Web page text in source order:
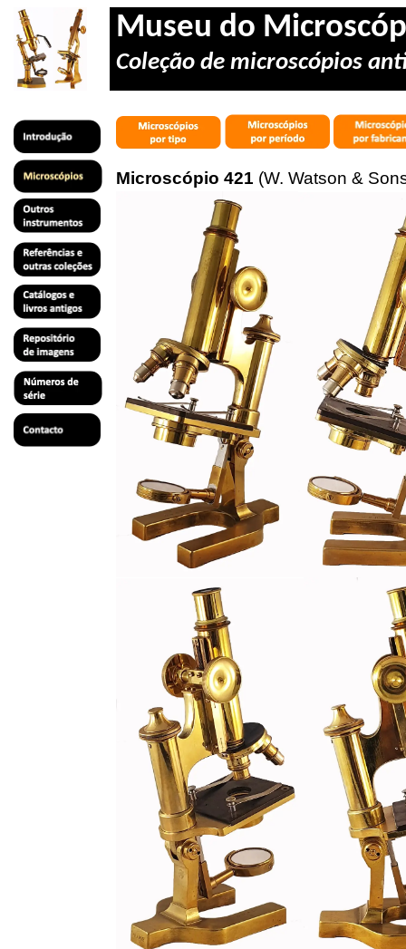
Museu do
Coleção de microscópios
Microscópio 421 (W. Watson &